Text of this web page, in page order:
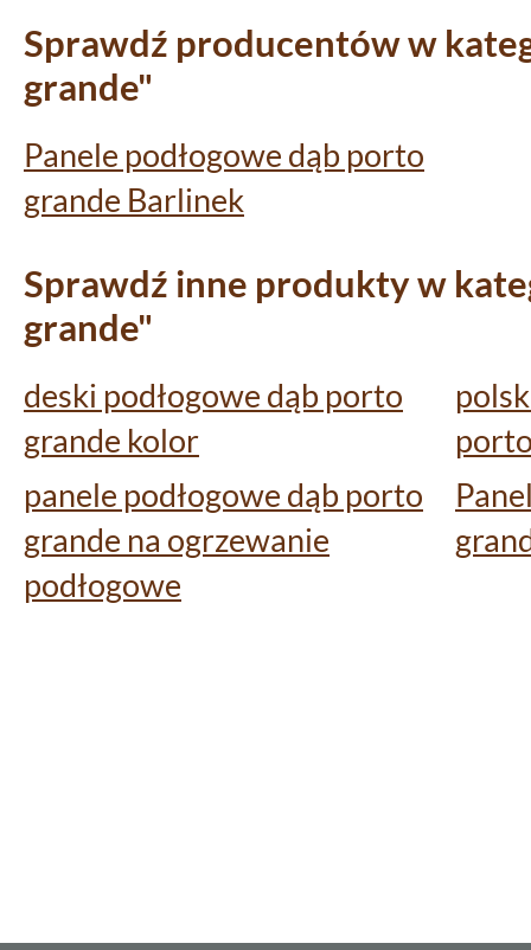
Sprawdź producentów w
grande"
Panele podłogowe dąb porto
grande Barlinek
Sprawdź inne produkty w
grande"
deski podłogowe dąb porto
grande kolor
panele podłogowe dąb porto
grande na ogrzewanie
podłogowe